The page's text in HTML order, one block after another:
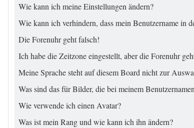
Wie kann ich meine Einstellungen ändern?
Wie kann ich verhindern, dass mein Benutzername in
Die Forenuhr geht falsch!
Ich habe die Zeitzone eingestellt, aber die Forenuhr
Meine Sprache steht auf diesem Board nicht zur
Was sind das für Bilder, die bei meinem
Wie verwende ich einen Avatar?
Was ist mein Rang und wie kann ich ihn ändern?